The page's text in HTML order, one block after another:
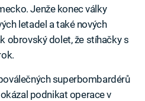
Jenže konec války
letadel a také nových
obrovský dolet, že stíhačky s
superbombardérů
podnikat operace v